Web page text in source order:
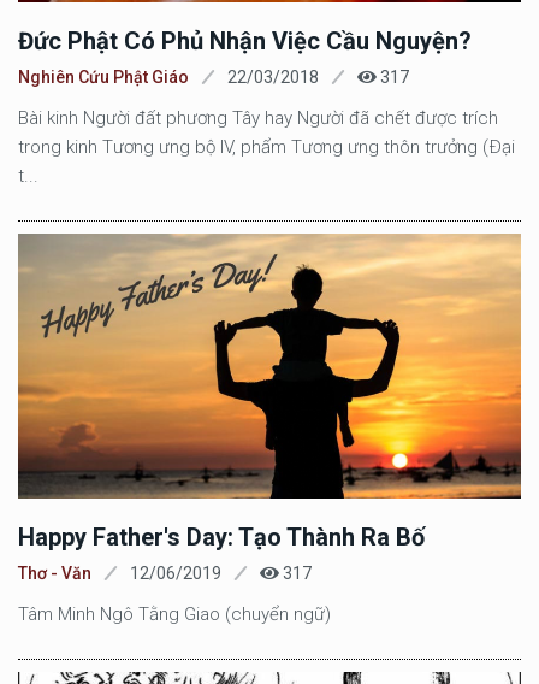
Đức Phật Có Phủ Nhận Việc Cầu Nguyện?
Nghiên Cứu Phật Giáo 22/03/2018 317
Bài kinh Người đất phương Tây hay Người đã chết được trích
trong kinh Tương ưng bộ IV, phẩm Tương ưng thôn trưởng (Ðại
t...
Happy Father's Day: Tạo Thành Ra Bố
Thơ - Văn 12/06/2019 317
Tâm Minh Ngô Tằng Giao (chuyển ngữ)